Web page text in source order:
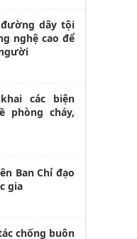
dây tội
nghệ cao để
các biện
phòng cháy,
Ban Chỉ đạo
gia
chống buôn